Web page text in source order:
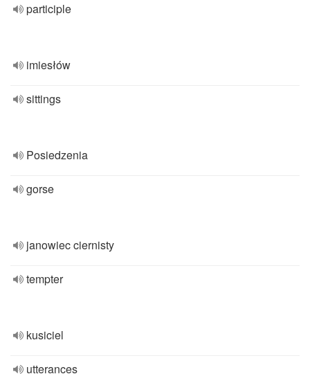
participle
imiesłów
sittings
Posiedzenia
gorse
janowiec ciernisty
tempter
kusiciel
utterances